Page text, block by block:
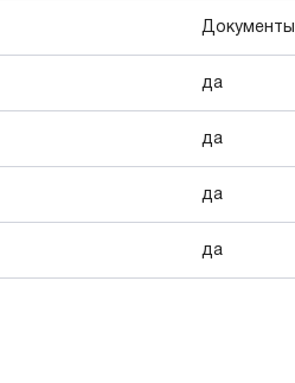
Документы
да
да
да
да